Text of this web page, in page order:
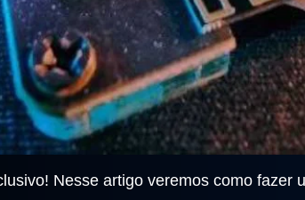
Nesse artigo veremos como fazer